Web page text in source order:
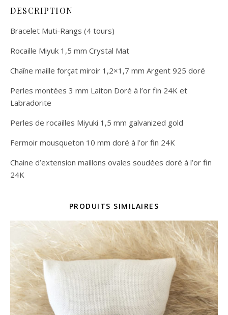
DESCRIPTION
Bracelet Muti-Rangs (4 tours)
Rocaille Miyuk 1,5 mm Crystal Mat
Chaîne maille forçat miroir 1,2×1,7 mm Argent 925 doré
Perles montées 3 mm Laiton Doré à l’or fin 24K et
Labradorite
Perles de rocailles Miyuki 1,5 mm galvanized gold
Fermoir mousqueton 10 mm doré à l’or fin 24K
Chaine d’extension maillons ovales soudées doré à l’or fin
24K
PRODUITS SIMILAIRES